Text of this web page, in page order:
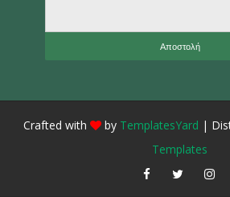
Crafted with by TemplatesYard |
Templates